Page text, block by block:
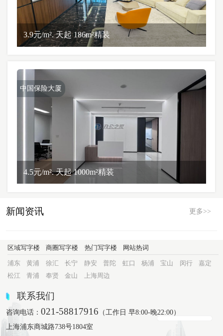
3.9元/m². 天起 186m²精装
中国保险大厦
4.5元/m². 天起 1000m²精装
新闻资讯 更多>>
区域写字楼 商圈写字楼 热门写字楼 网站热词
浦东 黄浦 徐汇 长宁 静安 普陀 虹口 杨浦 宝山 闵行
嘉定
松江
青浦 奉贤 金山 上海周边
联系我们
咨询电话：021-58817916 （工作日 早8:00-晚22:00）
上海浦东商城路738号1804室